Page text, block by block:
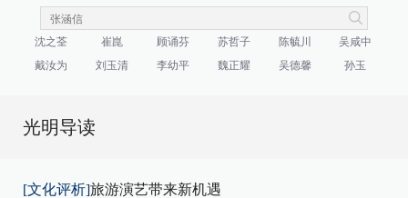
沈之荃 崔崑 顾诵芬 苏哲子 陈毓川
吴咸中
戴汝为
刘玉清 李幼平 魏正耀 吴德馨 孙玉
光明导读
[文化评析]旅游演艺带来新机遇